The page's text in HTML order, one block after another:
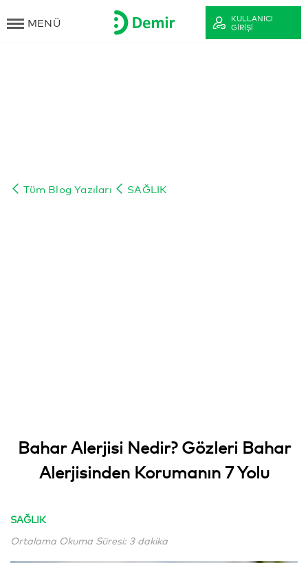
MENÜ
KULLANICI
GIRIŞI
Tüm Blog Yazıları SAĞLIK
Bahar Alerjisi Nedir? Gözleri Bahar
Alerjisinden Korumanın 7 Yolu
SAĞLIK
Ortalama Okuma Süresi: 3 dakika